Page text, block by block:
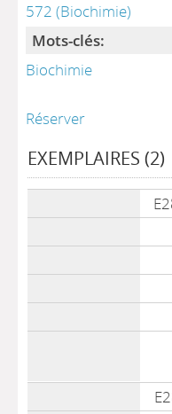
572 (Biochimie)
Mots-clés:
Biochimie
Réserver
EXEMPLAIRES (2)
Liste des exemplaires